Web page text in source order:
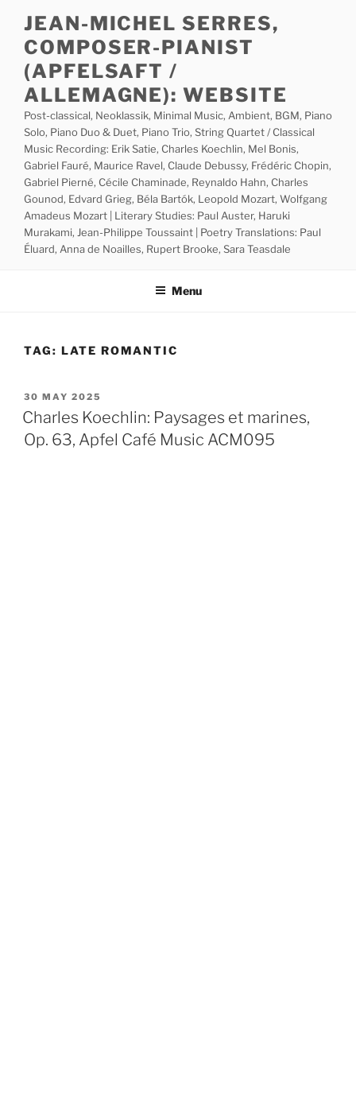
content
JEAN-MICHEL SERRES,
COMPOSER-PIANIST
(APFELSAFT /
ALLEMAGNE): WEBSITE
Post-classical, Neoklassik, Minimal Music, Ambient, BGM, Piano
Solo, Piano Duo & Duet, Piano Trio, String Quartet / Classical
Music Recording: Erik Satie, Charles Koechlin, Mel Bonis,
Gabriel Fauré, Maurice Ravel, Claude Debussy, Frédéric Chopin,
Gabriel Pierné, Cécile Chaminade, Reynaldo Hahn, Charles
Gounod, Edvard Grieg, Béla Bartók, Leopold Mozart, Wolfgang
Amadeus Mozart | Literary Studies: Paul Auster, Haruki
Murakami, Jean-Philippe Toussaint | Poetry Translations: Paul
Éluard, Anna de Noailles, Rupert Brooke, Sara Teasdale
Menu
TAG: LATE ROMANTIC
POSTED
ON
30 MAY 2025
Charles Koechlin: Paysages et marines,
Op. 63, Apfel Café Music ACM095